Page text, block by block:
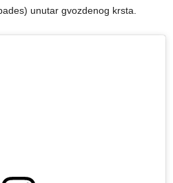
unutar gvozdenog krsta.